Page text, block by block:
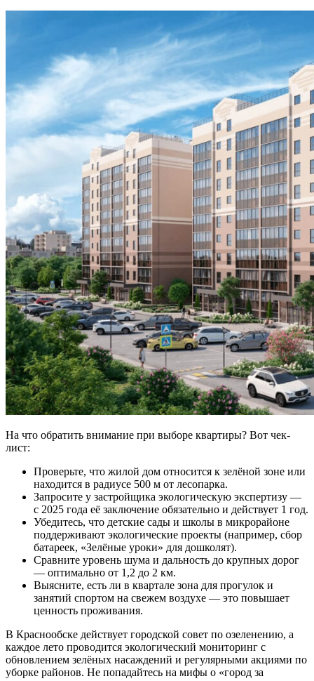
На что обратить внимание при выборе квартиры? Вот чек-
лист:
Проверьте, что жилой дом относится к зелёной зоне или
находится в радиусе 500 м от лесопарка.
Запросите у застройщика экологическую экспертизу —
с 2025 года её заключение обязательно и действует 1 год.
Убедитесь, что детские сады и школы в микрорайоне
поддерживают экологические проекты (например, сбор
батареек, «Зелёные уроки» для дошколят).
Сравните уровень шума и дальность до крупных дорог
— оптимально от 1,2 до 2 км.
Выясните, есть ли в квартале зона для прогулок и
занятий спортом на свежем воздухе — это повышает
ценность проживания.
В Краснообске действует городской совет по озеленению, а
каждое лето проводится экологический мониторинг с
обновлением зелёных насаждений и регулярными акциями по
уборке районов. Не попадайтесь на мифы о «город за